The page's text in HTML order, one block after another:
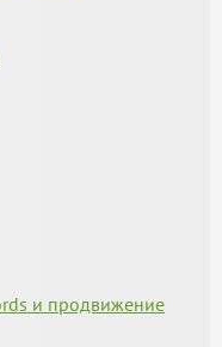
и продвижение